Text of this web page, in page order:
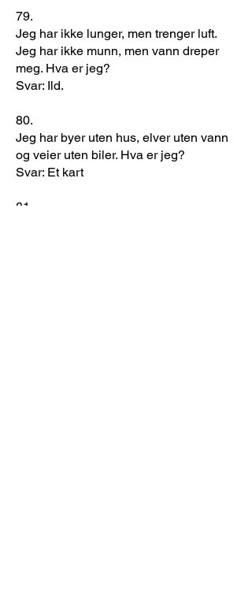
79.
Jeg har ikke lunger, men trenger luft.
Jeg har ikke munn, men vann dreper
meg. Hva er jeg?
Svar: Ild.
80.
Jeg har byer uten hus, elver uten vann
og veier uten biler. Hva er jeg?
Svar: Et kart
81.